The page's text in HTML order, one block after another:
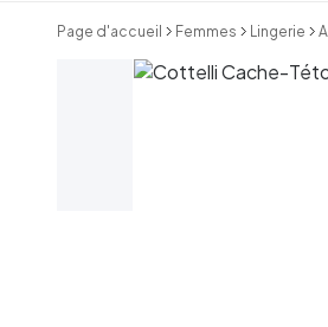
Page d'accueil Femmes Lingerie